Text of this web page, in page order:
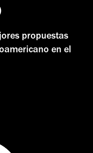
propuestas
en el